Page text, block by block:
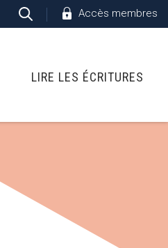
Accès membres
LIRE LES ÉCRITURES